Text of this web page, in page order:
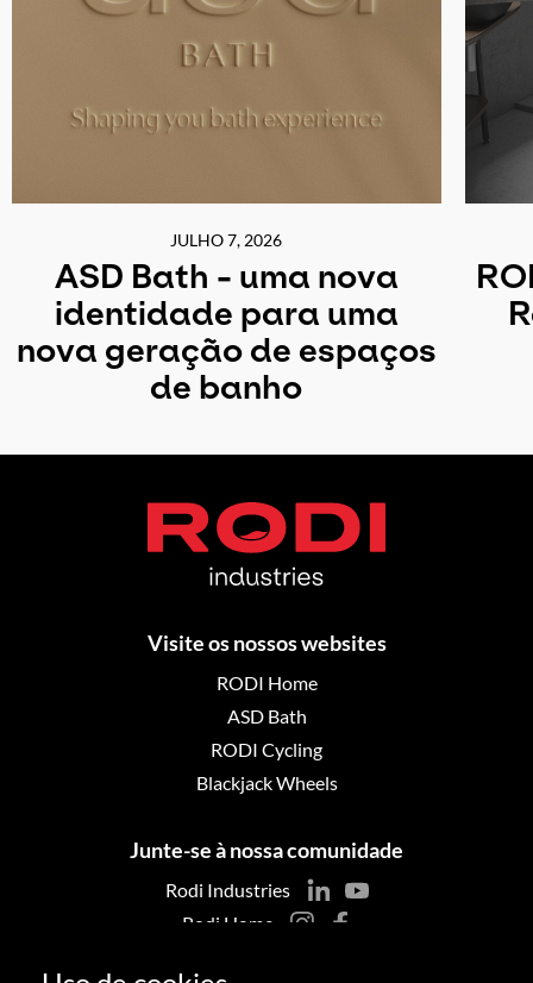
JULHO 7, 2026
ASD Bath - uma nova
identidade para uma
nova geração de espaços
de banho
Visite os nossos websites
RODI Home
ASD Bath
RODI Cycling
Blackjack Wheels
Junte-se à nossa comunidade
Rodi Industries
Rodi Home